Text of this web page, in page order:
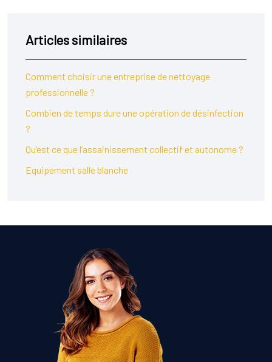
Articles similaires
Comment choisir une entreprise de nettoyage
professionnelle ?
Combien de temps dure une opération de désinfection
?
Qu’est ce que l’assainissement collectif et autonome ?
Equipement salle blanche